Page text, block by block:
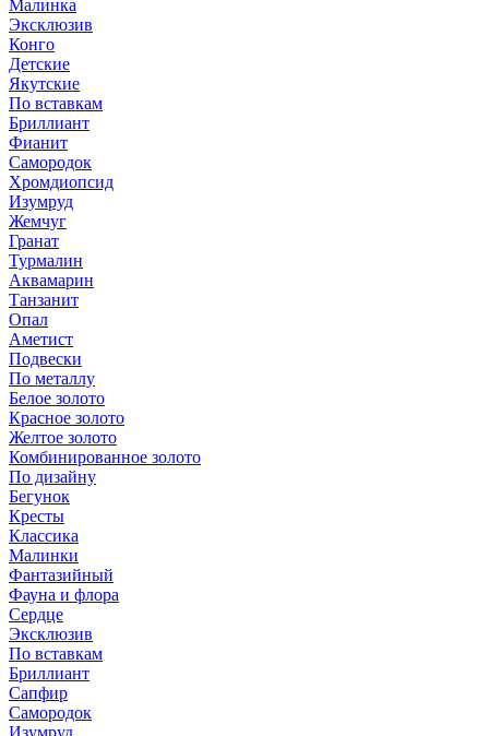
Малинка
Эксклюзив
Конго
Детские
Якутские
По вставкам
Бриллиант
Фианит
Самородок
Хромдиопсид
Изумруд
Жемчуг
Гранат
Турмалин
Аквамарин
Танзанит
Опал
Аметист
Подвески
По металлу
Белое золото
Красное золото
Желтое золото
Комбинированное золото
По дизайну
Бегунок
Кресты
Классика
Малинки
Фантазийный
Фауна и флора
Сердце
Эксклюзив
По вставкам
Бриллиант
Сапфир
Самородок
Изумруд